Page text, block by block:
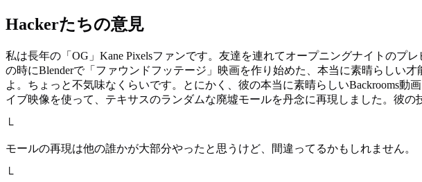
Hackerたちの意見
私は長年の「OG」Kane Pixelsファンです。友達を連れてオープニングナイトのプ
の時にBlenderで「ファウンドフッテージ」映画を作り始めた、本当に素晴らしい
よ。ちょっと不気味なくらいです。とにかく、彼の本当に素晴らしいBackrooms
イブ映像を使って、テキサスのランダムな廃墟モールを丹念に再現しました。彼の
└
モールの再現は他の誰かが大部分やったと思うけど、間違ってるかもしれません。
└